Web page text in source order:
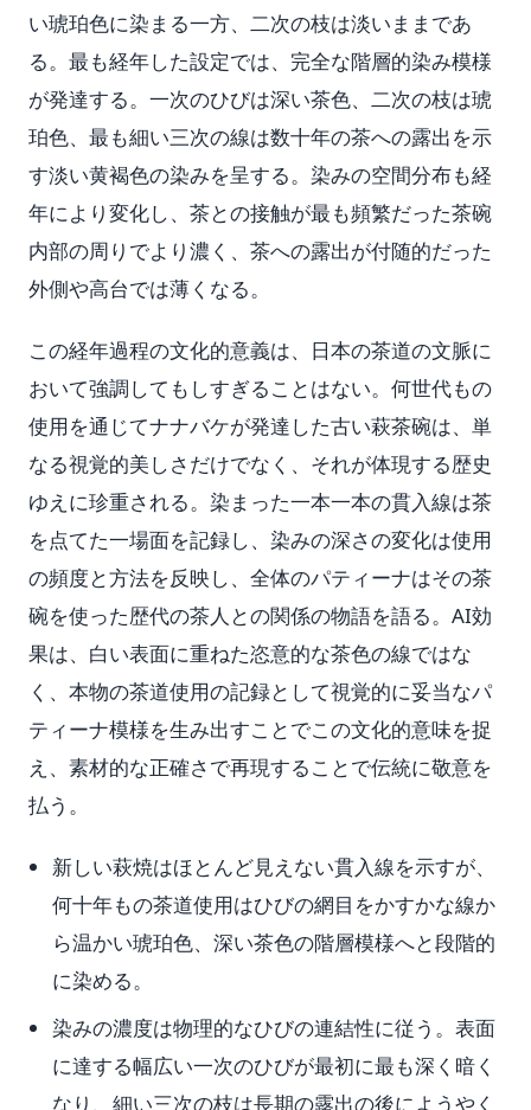
い琥珀色に染まる一方、二次の枝は淡いままであ
る。最も経年した設定では、完全な階層的染み模様
が発達する。一次のひびは深い茶色、二次の枝は琥
珀色、最も細い三次の線は数十年の茶への露出を示
す淡い黄褐色の染みを呈する。染みの空間分布も経
年により変化し、茶との接触が最も頻繁だった茶碗
内部の周りでより濃く、茶への露出が付随的だった
外側や高台では薄くなる。
この経年過程の文化的意義は、日本の茶道の文脈に
おいて強調してもしすぎることはない。何世代もの
使用を通じてナナバケが発達した古い萩茶碗は、単
なる視覚的美しさだけでなく、それが体現する歴史
ゆえに珍重される。染まった一本一本の貫入線は茶
を点てた一場面を記録し、染みの深さの変化は使用
の頻度と方法を反映し、全体のパティーナはその茶
碗を使った歴代の茶人との関係の物語を語る。AI効
果は、白い表面に重ねた恣意的な茶色の線ではな
く、本物の茶道使用の記録として視覚的に妥当なパ
ティーナ模様を生み出すことでこの文化的意味を捉
え、素材的な正確さで再現することで伝統に敬意を
払う。
新しい萩焼はほとんど見えない貫入線を示すが、
何十年もの茶道使用はひびの網目をかすかな線か
ら温かい琥珀色、深い茶色の階層模様へと段階的
に染める。
染みの濃度は物理的なひびの連結性に従う。表面
に達する幅広い一次のひびが最初に最も深く暗く
なり、細い三次の枝は長期の露出の後にようやく